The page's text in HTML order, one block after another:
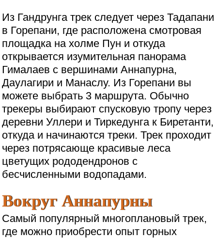
Из Гандрунга трек следует через Тадапани
в Горепани, где расположена смотровая
площадка на холме Пун и откуда
открывается изумительная панорама
Гималаев с вершинами Аннапурна,
Даулагири и Манаслу. Из Горепани вы
можете выбрать 3 маршрута. Обычно
трекеры выбирают спусковую тропу через
деревни Уллери и Тиркедунга к Биретанти,
откуда и начинаются треки. Трек проходит
через потрясающе красивые леса
цветущих рододендронов с
бесчисленными водопадами.
Вокруг Аннапурны
Самый популярный многоплановый трек,
где можно приобрести опыт горных